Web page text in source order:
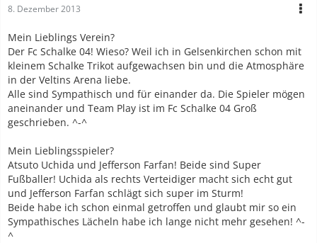
8. Dezember 2013
Mein Lieblings Verein?
Der Fc Schalke 04! Wieso? Weil ich in Gelsenkirchen schon mit
kleinem Schalke Trikot aufgewachsen bin und die Atmosphäre
in der Veltins Arena liebe.
Alle sind Sympathisch und für einander da. Die Spieler mögen
aneinander und Team Play ist im Fc Schalke 04 Groß
geschrieben. ^-^
Mein Lieblingsspieler?
Atsuto Uchida und Jefferson Farfan! Beide sind Super
Fußballer! Uchida als rechts Verteidiger macht sich echt gut
und Jefferson Farfan schlägt sich super im Sturm!
Beide habe ich schon einmal getroffen und glaubt mir so ein
Sympathisches Lächeln habe ich lange nicht mehr gesehen! ^-
^